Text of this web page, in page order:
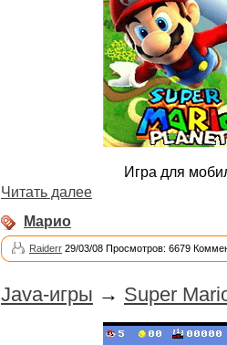
Игра для
Читать далее
Марио
Raiderr 29/03/08 Просмотров: 6679
Java-игры → Super